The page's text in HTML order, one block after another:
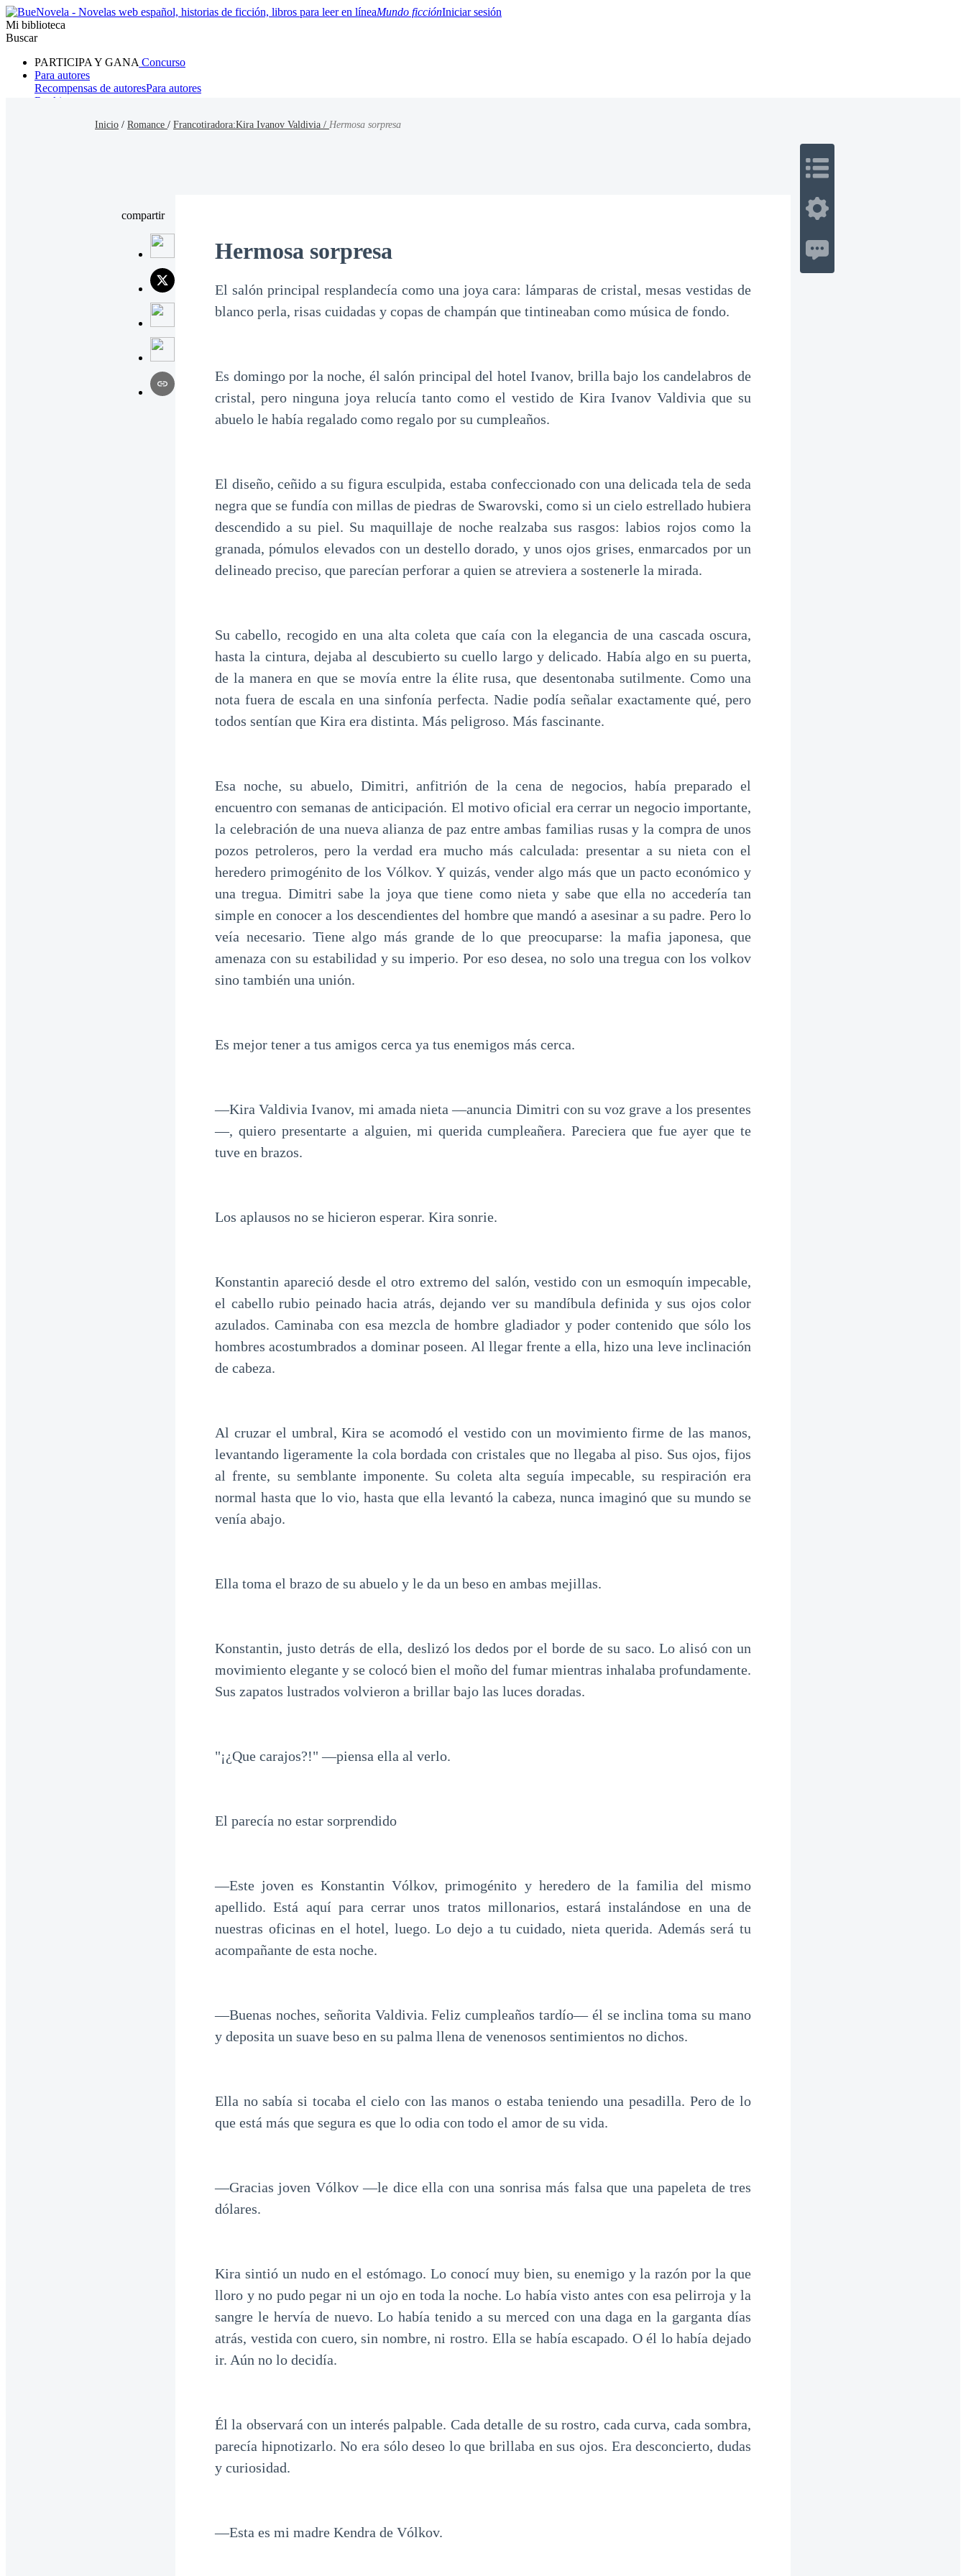
Mundo ficciónIniciar sesión
Mi biblioteca
Buscar
PARTICIPA Y GANA Concurso
Para autores
Recompensas de autoresPara autores
Ranking
Inicio / Romance / Francotiradora:Kira Ivanov Valdivia / Hermosa sorpresa
compartir
Hermosa sorpresa
El salón principal resplandecía como una joya cara: lámparas de cristal, mesas vestidas de
blanco perla, risas cuidadas y copas de champán que tintineaban como música de fondo.
Es domingo por la noche, él salón principal del hotel Ivanov, brilla bajo los candelabros de
cristal, pero ninguna joya relucía tanto como el vestido de Kira Ivanov Valdivia que su
abuelo le había regalado como regalo por su cumpleaños.
El diseño, ceñido a su figura esculpida, estaba confeccionado con una delicada tela de seda
negra que se fundía con millas de piedras de Swarovski, como si un cielo estrellado hubiera
descendido a su piel. Su maquillaje de noche realzaba sus rasgos: labios rojos como la
granada, pómulos elevados con un destello dorado, y unos ojos grises, enmarcados por un
delineado preciso, que parecían perforar a quien se atreviera a sostenerle la mirada.
Su cabello, recogido en una alta coleta que caía con la elegancia de una cascada oscura,
hasta la cintura, dejaba al descubierto su cuello largo y delicado. Había algo en su puerta,
de la manera en que se movía entre la élite rusa, que desentonaba sutilmente. Como una
nota fuera de escala en una sinfonía perfecta. Nadie podía señalar exactamente qué, pero
todos sentían que Kira era distinta. Más peligroso. Más fascinante.
Esa noche, su abuelo, Dimitri, anfitrión de la cena de negocios, había preparado el
encuentro con semanas de anticipación. El motivo oficial era cerrar un negocio importante,
la celebración de una nueva alianza de paz entre ambas familias rusas y la compra de unos
pozos petroleros, pero la verdad era mucho más calculada: presentar a su nieta con el
heredero primogénito de los Vólkov. Y quizás, vender algo más que un pacto económico y
una tregua. Dimitri sabe la joya que tiene como nieta y sabe que ella no accedería tan
simple en conocer a los descendientes del hombre que mandó a asesinar a su padre. Pero lo
veía necesario. Tiene algo más grande de lo que preocuparse: la mafia japonesa, que
amenaza con su estabilidad y su imperio. Por eso desea, no solo una tregua con los volkov
sino también una unión.
Es mejor tener a tus amigos cerca ya tus enemigos más cerca.
—Kira Valdivia Ivanov, mi amada nieta —anuncia Dimitri con su voz grave a los presentes
—, quiero presentarte a alguien, mi querida cumpleañera. Pareciera que fue ayer que te
tuve en brazos.
Los aplausos no se hicieron esperar. Kira sonrie.
Konstantin apareció desde el otro extremo del salón, vestido con un esmoquín impecable,
el cabello rubio peinado hacia atrás, dejando ver su mandíbula definida y sus ojos color
azulados. Caminaba con esa mezcla de hombre gladiador y poder contenido que sólo los
hombres acostumbrados a dominar poseen. Al llegar frente a ella, hizo una leve inclinación
de cabeza.
Al cruzar el umbral, Kira se acomodó el vestido con un movimiento firme de las manos,
levantando ligeramente la cola bordada con cristales que no llegaba al piso. Sus ojos, fijos
al frente, su semblante imponente. Su coleta alta seguía impecable, su respiración era
normal hasta que lo vio, hasta que ella levantó la cabeza, nunca imaginó que su mundo se
venía abajo.
Ella toma el brazo de su abuelo y le da un beso en ambas mejillas.
Konstantin, justo detrás de ella, deslizó los dedos por el borde de su saco. Lo alisó con un
movimiento elegante y se colocó bien el moño del fumar mientras inhalaba profundamente.
Sus zapatos lustrados volvieron a brillar bajo las luces doradas.
"¡¿Que carajos?!" —piensa ella al verlo.
El parecía no estar sorprendido
—Este joven es Konstantin Vólkov, primogénito y heredero de la familia del mismo
apellido. Está aquí para cerrar unos tratos millonarios, estará instalándose en una de
nuestras oficinas en el hotel, luego. Lo dejo a tu cuidado, nieta querida. Además será tu
acompañante de esta noche.
—Buenas noches, señorita Valdivia. Feliz cumpleaños tardío— él se inclina toma su mano
y deposita un suave beso en su palma llena de venenosos sentimientos no dichos.
Ella no sabía si tocaba el cielo con las manos o estaba teniendo una pesadilla. Pero de lo
que está más que segura es que lo odia con todo el amor de su vida.
—Gracias joven Vólkov —le dice ella con una sonrisa más falsa que una papeleta de tres
dólares.
Kira sintió un nudo en el estómago. Lo conocí muy bien, su enemigo y la razón por la que
lloro y no pudo pegar ni un ojo en toda la noche. Lo había visto antes con esa pelirroja y la
sangre le hervía de nuevo. Lo había tenido a su merced con una daga en la garganta días
atrás, vestida con cuero, sin nombre, ni rostro. Ella se había escapado. O él lo había dejado
ir. Aún no lo decidía.
Él la observará con un interés palpable. Cada detalle de su rostro, cada curva, cada sombra,
parecía hipnotizarlo. No era sólo deseo lo que brillaba en sus ojos. Era desconcierto, dudas
y curiosidad.
—Esta es mi madre Kendra de Vólkov.